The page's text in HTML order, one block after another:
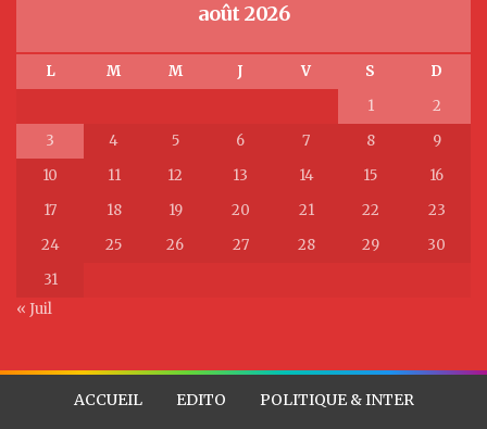
août 2026
L M M J V S
D
1
2
3
4 5 6 7 8
9
10
11 12 13 14 15
16
17
18 19 20 21 22
23
24
25 26 27 28 29
30
31
« Juil
ACCUEIL EDITO
POLITIQUE & INTER